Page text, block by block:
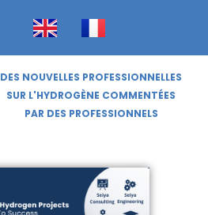
DES NOUVELLES PROFESSIONNELLES
SUR L'HYDROGÈNE COMMENTÉES
PAR DES PROFESSIONNELS